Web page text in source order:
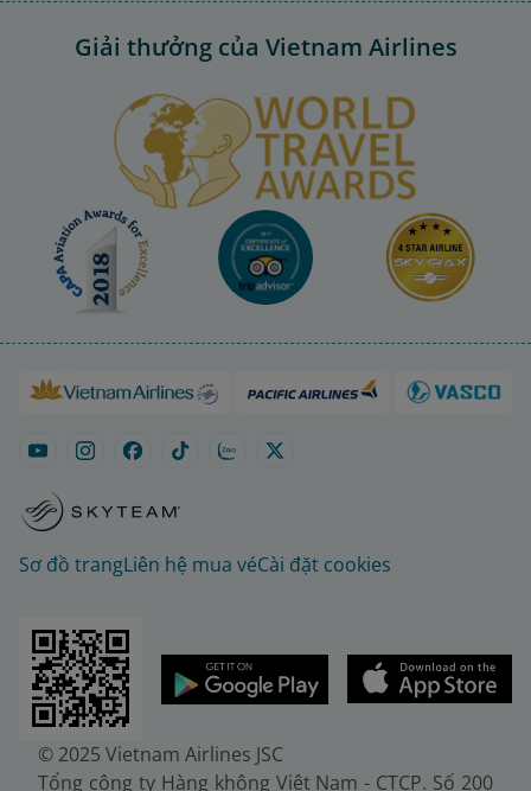
Giải thưởng của Vietnam Airlines
Sơ đồ trangLiên hệ mua véCài đặt cookies
© 2025 Vietnam Airlines JSC
Tổng công ty Hàng không Việt Nam - CTCP. Số 200